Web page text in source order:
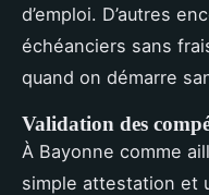
d’emploi. D’autres
échéanciers sans
quand on démarre
Validation des
À Bayonne comme
simple attestation et